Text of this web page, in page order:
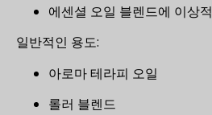
에센셜 오일 블렌드에 이상적
일반적인 용도:
아로마 테라피 오일
롤러 블렌드